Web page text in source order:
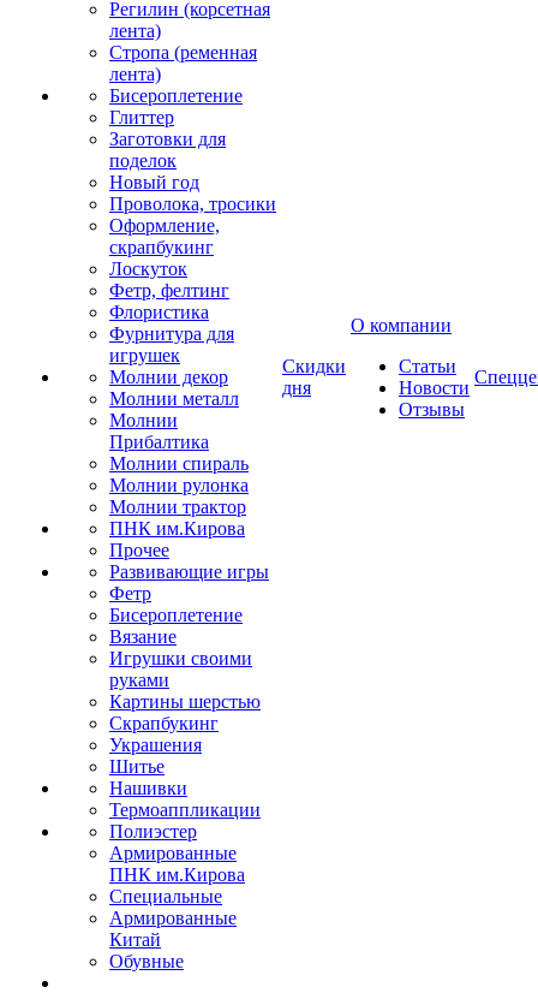
Регилин (корсетная
лента)
Стропа (ременная
лента)
Бисероплетение
Глиттер
Заготовки для
поделок
Новый год
Проволока, тросики
Оформление,
скрапбукинг
Лоскуток
Фетр, фелтинг
Флористика
Фурнитура для
игрушек
Молнии декор
Молнии металл
Молнии
Прибалтика
Молнии спираль
Молнии рулонка
Молнии трактор
ПНК им.Кирова
Прочее
Развивающие игры
Фетр
Бисероплетение
Вязание
Игрушки своими
руками
Картины шерстью
Скрапбукинг
Украшения
Шитье
Нашивки
Термоаппликации
Полиэстер
Армированные
ПНК им.Кирова
Специальные
Армированные
Китай
Обувные
Скидки
дня
О компании
Статьи
Новости
Отзывы